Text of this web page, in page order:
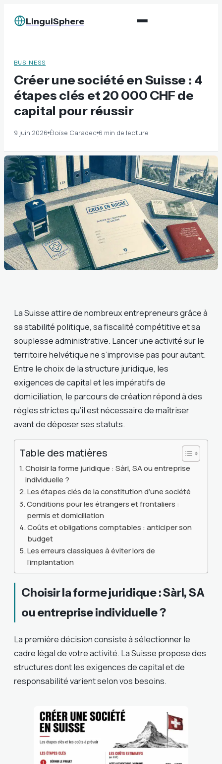
LinguiSphere
BUSINESS
Créer une société en Suisse : 4
étapes clés et 20 000 CHF de
capital pour réussir
9 juin 2026·Éloïse Caradec·6 min de lecture
La Suisse attire de nombreux entrepreneurs grâce à
sa stabilité politique, sa fiscalité compétitive et sa
souplesse administrative. Lancer une activité sur le
territoire helvétique ne s’improvise pas pour autant.
Entre le choix de la structure juridique, les
exigences de capital et les impératifs de
domiciliation, le parcours de création répond à des
règles strictes qu’il est nécessaire de maîtriser
avant de déposer ses statuts.
Table des matières
Choisir la forme juridique : Sàrl, SA ou entreprise
individuelle ?
Les étapes clés de la constitution d’une société
Conditions pour les étrangers et frontaliers :
permis et domiciliation
Coûts et obligations comptables : anticiper son
budget
Les erreurs classiques à éviter lors de
l’implantation
Choisir la forme juridique : Sàrl, SA
ou entreprise individuelle ?
La première décision consiste à sélectionner le
cadre légal de votre activité. La Suisse propose des
structures dont les exigences de capital et de
responsabilité varient selon vos besoins.